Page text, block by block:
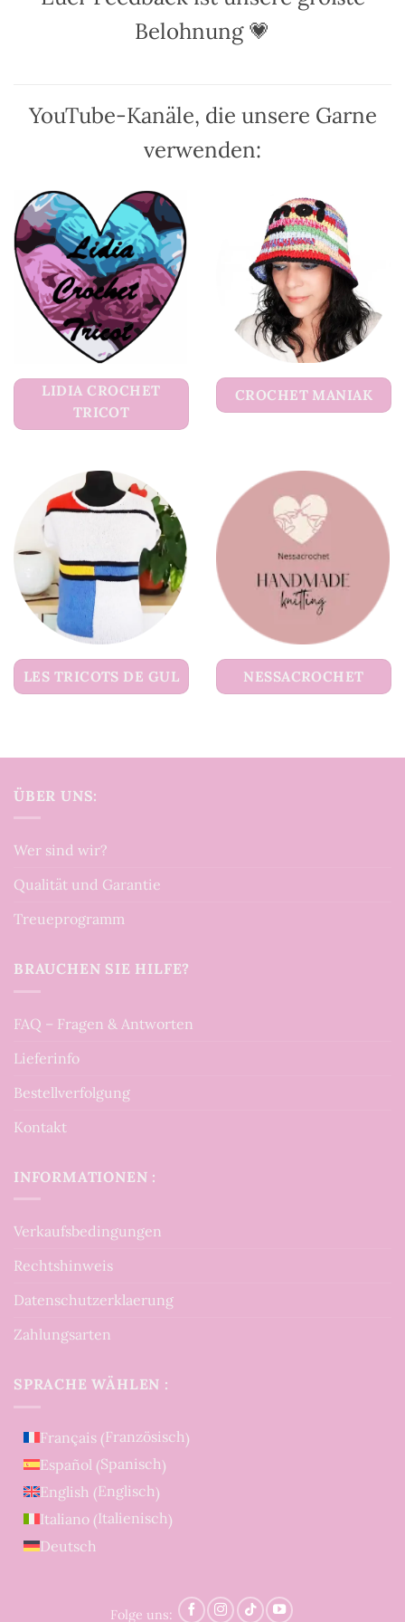
Optionen
können
werden
Belohnung 💗
YouTube-Kanäle, die unsere Garne
verwenden:
LIDIA CROCHET
TRICOT
CROCHET MANIAK
LES TRICOTS DE GUL NESSACROCHET
ÜBER UNS:
Wer sind wir?
Qualität und Garantie
Treueprogramm
BRAUCHEN SIE HILFE?
FAQ – Fragen & Antworten
Lieferinfo
Bestellverfolgung
Kontakt
INFORMATIONEN :
Verkaufsbedingungen
Rechtshinweis
Datenschutzerklaerung
Zahlungsarten
SPRACHE WÄHLEN :
Français (Französisch)
Español (Spanisch)
English (Englisch)
Italiano (Italienisch)
Deutsch
Folge uns: